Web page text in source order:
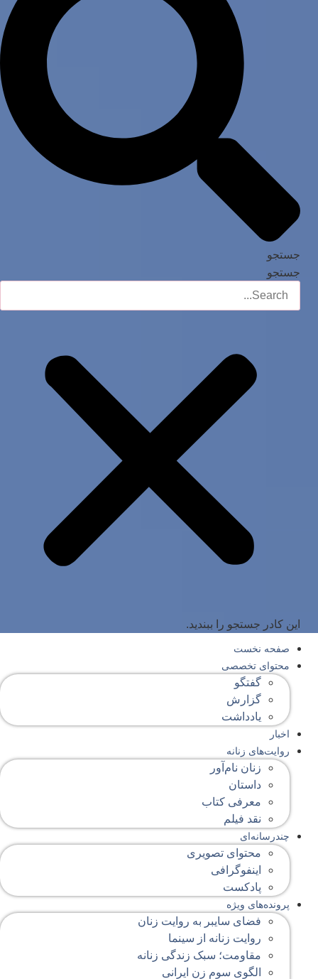
جستجو
جستجو
این کادر جستجو را ببندید.
صفحه‌ نخست
محتوای‌ تخصصی
گفتگو
گزارش
یادداشت
اخبار
روایت‌های زنانه
زنان نام‌آور
داستان
معرفی کتاب
نقد فیلم
چندرسانه‌ای
محتوای تصویری
اینفوگرافی
پادکست
پرونده‌های ویژه
فضای سایبر به روایت زنان
روایت زنانه از سینما
مقاومت؛ سبک زندگی زنانه
الگوی سوم زن ایرانی